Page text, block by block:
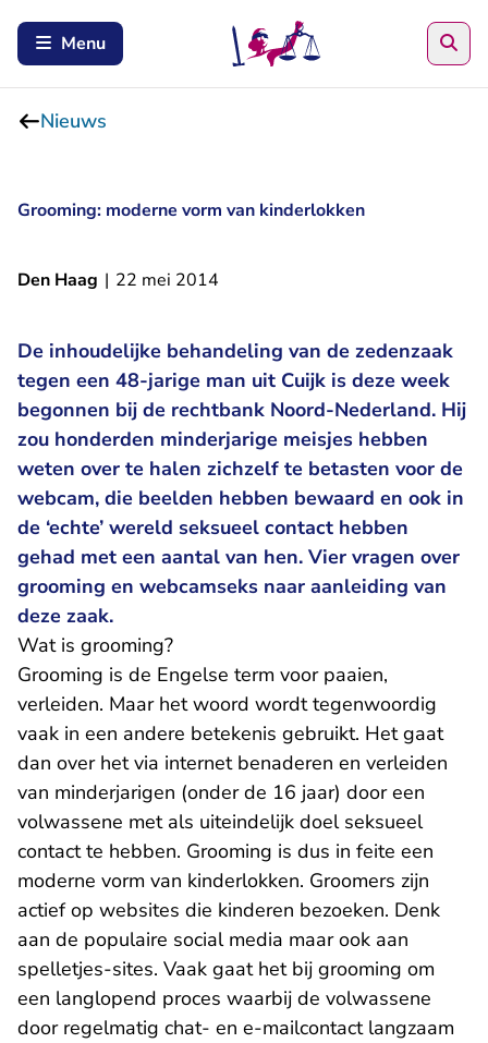
Menu
Nieuws
Grooming: moderne vorm van kinderlokken
Den Haag | 22 mei 2014
De inhoudelijke behandeling van de zedenzaak
tegen een 48-jarige man uit Cuijk is deze week
begonnen bij de rechtbank Noord-Nederland. Hij
zou honderden minderjarige meisjes hebben
weten over te halen zichzelf te betasten voor de
webcam, die beelden hebben bewaard en ook in
de ‘echte’ wereld seksueel contact hebben
gehad met een aantal van hen. Vier vragen over
grooming en webcamseks naar aanleiding van
deze zaak.
Wat is grooming?
Grooming is de Engelse term voor paaien,
verleiden. Maar het woord wordt tegenwoordig
vaak in een andere betekenis gebruikt. Het gaat
dan over het via internet benaderen en verleiden
van minderjarigen (onder de 16 jaar) door een
volwassene met als uiteindelijk doel seksueel
contact te hebben. Grooming is dus in feite een
moderne vorm van kinderlokken. Groomers zijn
actief op websites die kinderen bezoeken. Denk
aan de populaire social media maar ook aan
spelletjes-sites. Vaak gaat het bij grooming om
een langlopend proces waarbij de volwassene
door regelmatig chat- en e-mailcontact langzaam